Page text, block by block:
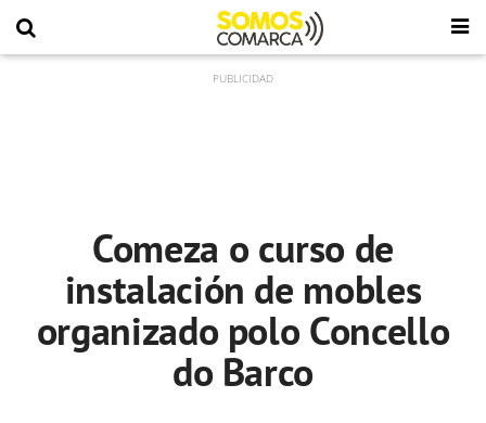
Comeza o curso de
instalación de mobles
organizado polo Concello
do Barco